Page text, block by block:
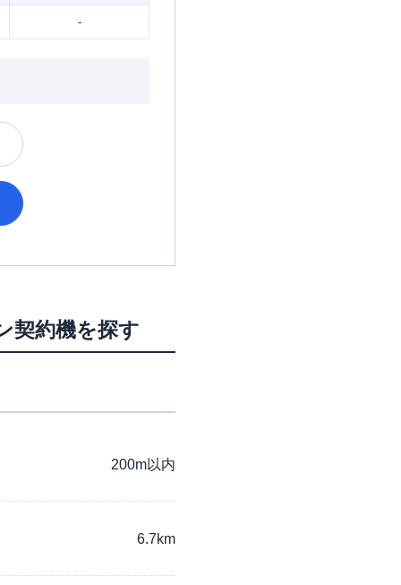
-
契約機を探す
200m以内
6.7km